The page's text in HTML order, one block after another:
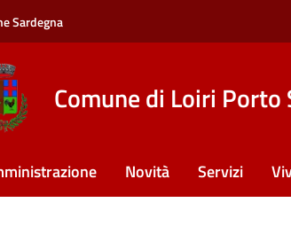
Sardegna
Comune di Loiri Porto
Novità Servizi